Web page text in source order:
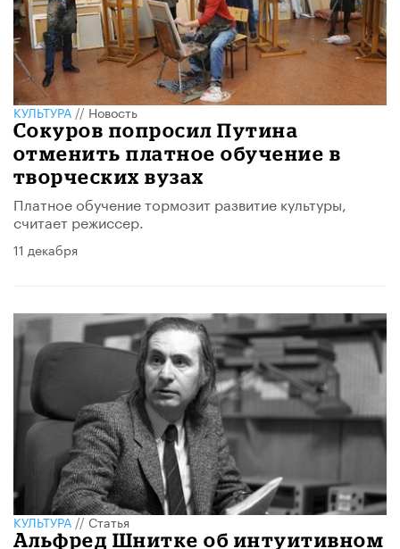
КУЛЬТУРА//Новость
Сокуров попросил Путина
отменить платное обучение в
творческих вузах
Платное обучение тормозит развитие культуры,
считает режиссер.
11 декабря
КУЛЬТУРА//Статья
Альфред Шнитке об интуитивном